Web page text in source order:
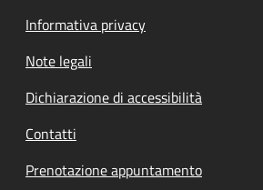
Informativa privacy
Note legali
Dichiarazione di accessibilità
Contatti
Prenotazione appuntamento